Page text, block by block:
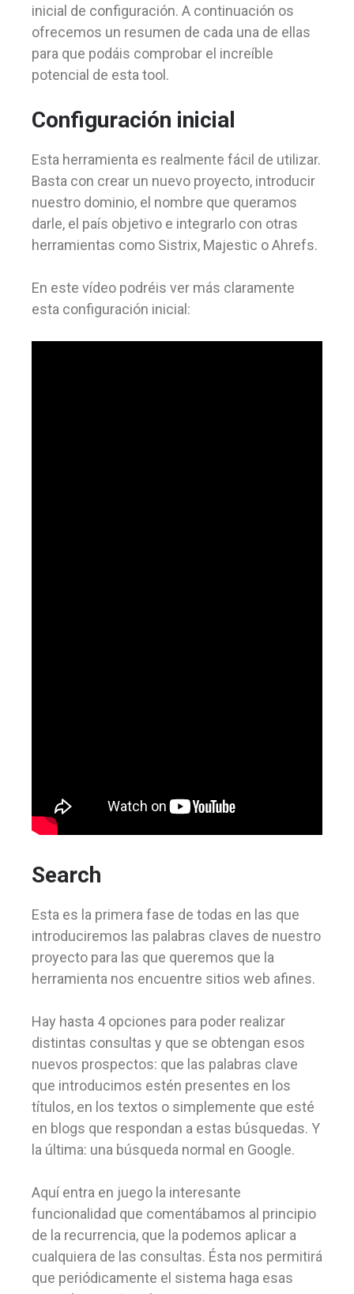
inicial de configuración. A continuación os
ofrecemos un resumen de cada una de ellas
para que podáis comprobar el increíble
potencial de esta tool.
Configuración inicial
Esta herramienta es realmente fácil de utilizar.
Basta con crear un nuevo proyecto, introducir
nuestro dominio, el nombre que queramos
darle, el país objetivo e integrarlo con otras
herramientas como Sistrix, Majestic o Ahrefs.
En este vídeo podréis ver más claramente
esta configuración inicial:
Search
Esta es la primera fase de todas en las que
introduciremos las palabras claves de nuestro
proyecto para las que queremos que la
herramienta nos encuentre sitios web afines.
Hay hasta 4 opciones para poder realizar
distintas consultas y que se obtengan esos
nuevos prospectos: que las palabras clave
que introducimos estén presentes en los
títulos, en los textos o simplemente que esté
en blogs que respondan a estas búsquedas. Y
la última: una búsqueda normal en Google.
Aquí entra en juego la interesante
funcionalidad que comentábamos al principio
de la recurrencia, que la podemos aplicar a
cualquiera de las consultas. Ésta nos permitirá
que periódicamente el sistema haga esas